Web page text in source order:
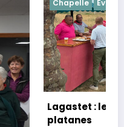
champêtre réussi sous